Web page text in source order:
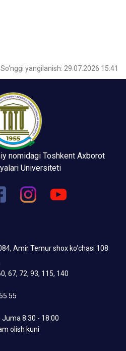
So‘nggi yangilanish: 29.07.2026 15:41
nomidagi Toshkent Axborot
Universiteti
Amir Temur shox ko‘chasi 108
67, 72, 93, 115, 140
55
Juma 8:30 - 18:00
olish kuni